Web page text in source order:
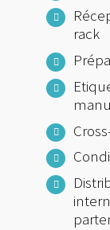
rack